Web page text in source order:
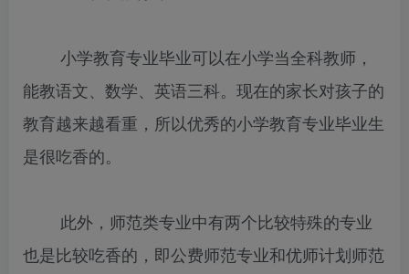
小学教育专业毕业可以在小学当全科教师，
能教语文、数学、英语三科。现在的家长对孩子的
教育越来越看重，所以优秀的小学教育专业毕业生
是很吃香的。
此外，师范类专业中有两个比较特殊的专业
也是比较吃香的，即公费师范专业和优师计划师范